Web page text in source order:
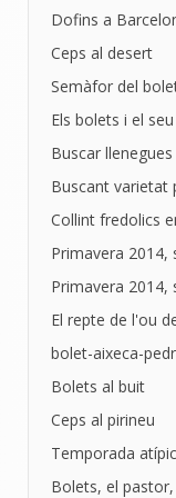
Dofins a
Ceps al desert
Semàfor del
Els bolets i el
Buscar
Buscant varietat
Collint fredolics
Primavera 2014,
Primavera 2014,
El repte de l'ou
bolet-aixeca-
Bolets al buit
Ceps al pirineu
Temporada
Bolets, el